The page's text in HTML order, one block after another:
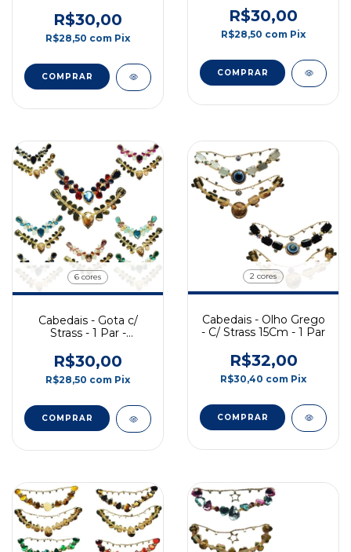
R$30,00
R$28,50 com Pix
R$30,00
R$28,50 com Pix
COMPRAR
6 cores
Cabedais - Gota c/
Strass - 1 Par -
R$30,00
R$28,50 com Pix
COMPRAR
2 cores
Cabedais - Olho Grego
- C/ Strass 15Cm - 1 Par
R$32,00
R$30,40 com Pix
COMPRAR